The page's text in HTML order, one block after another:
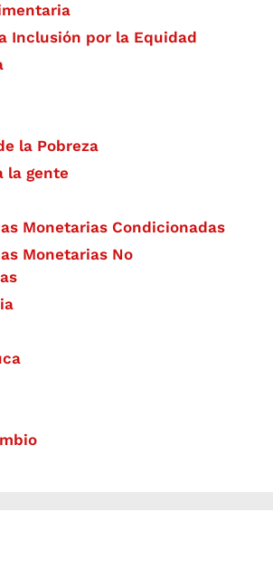
Inclusión por la Equidad
la Pobreza
la gente
Monetarias Condicionadas
Monetarias No